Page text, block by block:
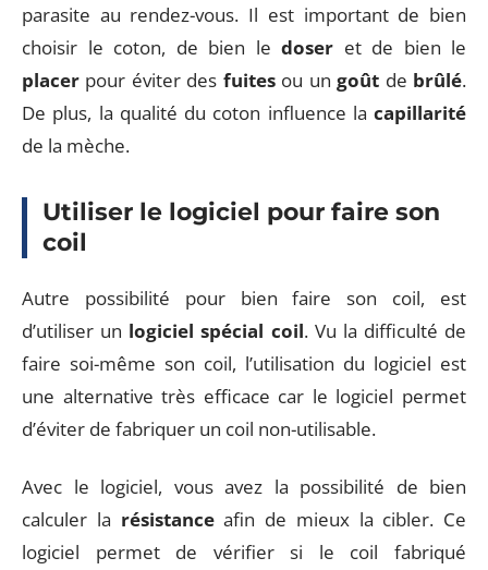
parasite au rendez-vous. Il est important de bien
choisir le coton, de bien le doser et de bien le
placer pour éviter des fuitesou ungoût de brûlé.
De plus, la qualité du coton influence la capillarité
de la mèche.
Utiliser le logiciel pour faire son
coil
Autre possibilité pour bien faire son coil, est
d’utiliser un logiciel spécial coil. Vu la difficulté de
faire soi-même son coil, l’utilisation du logiciel est
une alternative très efficace car le logiciel permet
d’éviter de fabriquer un coil non-utilisable.
Avec le logiciel, vous avez la possibilité de bien
calculer la résistanceafin de mieux la cibler. Ce
logiciel permet de vérifier si le coil fabriqué